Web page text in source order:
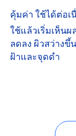
คุ้มค่า ใช้ได้ต่อเ
ใช้แล้วเริ่มเห็น
ลดลง ผิวสว่าง
ฝ้าและจุดดำ